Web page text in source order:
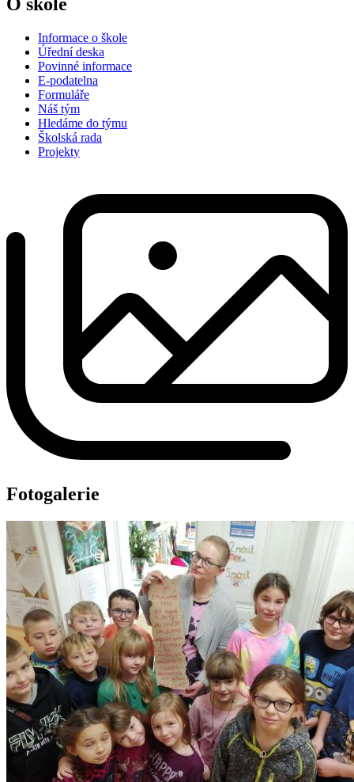
O škole
Informace o škole
Úřední deska
Povinné informace
E-podatelna
Formuláře
Náš tým
Hledáme do týmu
Školská rada
Projekty
Fotogalerie